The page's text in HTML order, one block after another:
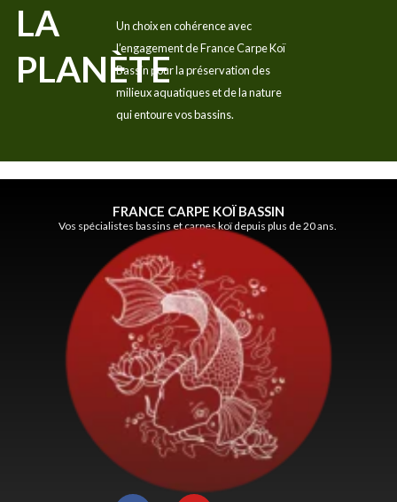
LA
PLANÈTE
Un choix en cohérence avec
l’engagement de France Carpe Koï
Bassin pour la préservation des
milieux aquatiques et de la nature
qui entoure vos bassins.
FRANCE CARPE KOÏ BASSIN
Vos spécialistes bassins et carpes koï depuis plus de 20 ans.